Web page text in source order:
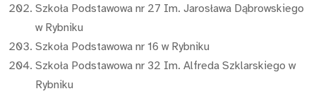
Szkoła Podstawowa nr 27 Im. Jarosława Dąbrowskiego
w Rybniku
Szkoła Podstawowa nr 16 w Rybniku
Szkoła Podstawowa nr 32 Im. Alfreda Szklarskiego w
Rybniku